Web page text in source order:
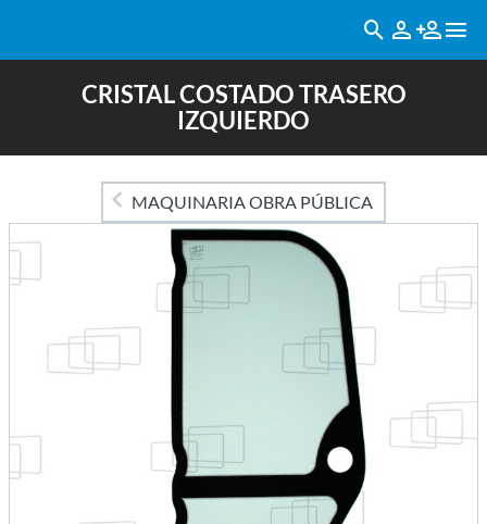
CRISTAL COSTADO TRASERO
IZQUIERDO
MAQUINARIA OBRA PÚBLICA